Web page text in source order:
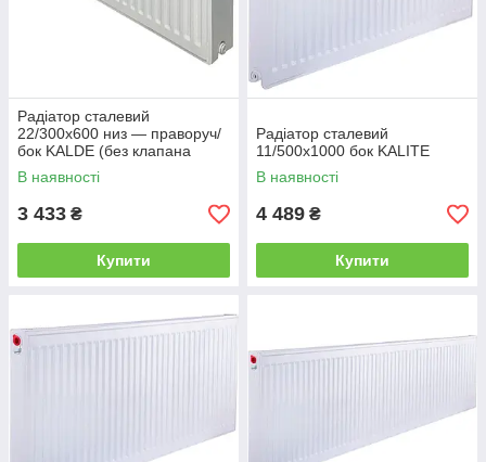
Радіатор сталевий
22/300x600 низ — праворуч/
бок KALDE (без клапана
OUTER)
В наявності
3 433 ₴
Купити
Радіатор сталевий
11/500х1000 бок KALITE
В наявності
4 489 ₴
Купити